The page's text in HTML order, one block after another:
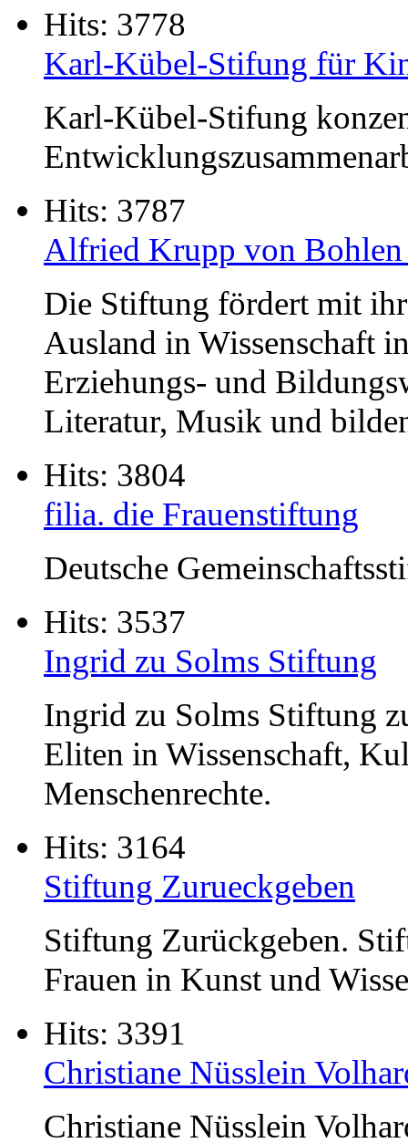
Hits: 3778
Karl-Kübel-Stifung für
Karl-Kübel-Stifung
Hits: 3787
Alfried Krupp von
Die Stiftung fördert mit
Ausland in Wissenschaft
Erziehungs- und
Literatur, Musik und
Hits: 3804
filia. die Frauenstiftung
Deutsche
Hits: 3537
Ingrid zu Solms Stiftung
Ingrid zu Solms Stiftung
Eliten in Wissenschaft,
Menschenrechte.
Hits: 3164
Stiftung Zurueckgeben
Stiftung Zurückgeben.
Frauen in Kunst und
Hits: 3391
Christiane Nüsslein
Christiane Nüsslein